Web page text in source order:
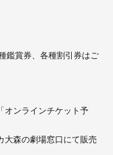
鑑賞券、各種割引券はご
オンラインチケット予
⼤森の劇場窓⼝にて販売